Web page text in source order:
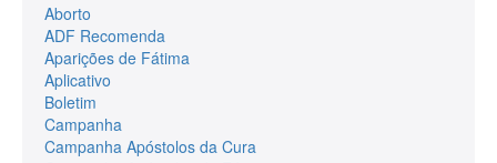
Aborto
ADF Recomenda
Aparições de Fátima
Aplicativo
Boletim
Campanha
Campanha Apóstolos da Cura